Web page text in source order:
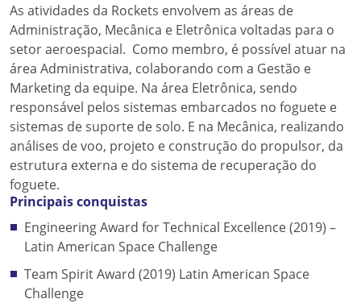
As atividades da Rockets envolvem as áreas de
Administração, Mecânica e Eletrônica voltadas para o
setor aeroespacial. Como membro, é possível atuar na
área Administrativa, colaborando com a Gestão e
Marketing da equipe. Na área Eletrônica, sendo
responsável pelos sistemas embarcados no foguete e
sistemas de suporte de solo. E na Mecânica, realizando
análises de voo, projeto e construção do propulsor, da
estrutura externa e do sistema de recuperação do
foguete.
Principais conquistas
Engineering Award for Technical Excellence (2019) –
Latin American Space Challenge
Team Spirit Award (2019) Latin American Space
Challenge